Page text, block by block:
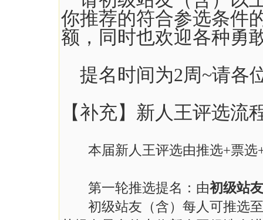
你推荐的符合参选条件
额，同时也欢迎各种勇
提名时间为2周~请各
【补充】新人王评选流
本届新人王评选由推选+票选
第一轮推选提名：由初级站友
初级站友（含）每人可推选至